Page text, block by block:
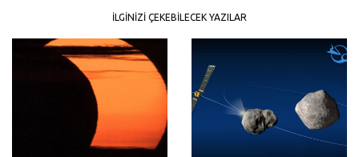
İLGINIZI ÇEKEBILECEK YAZILAR